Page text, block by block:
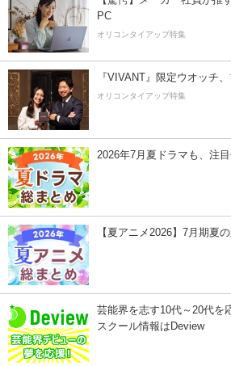
PC
オリコンタイアップ特集
『VIVANT』限定ウオッチ
オリコンタイアップ特集
2026年7月夏ドラマも、注
【夏アニメ2026】7月期夏
芸能界を志す10代～20代を
スクール情報はDeview